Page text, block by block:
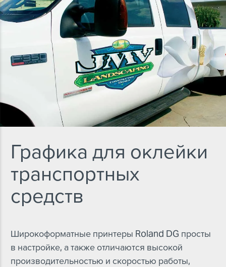
Графика для оклейки
транспортных
средств
Широкоформатные принтеры Roland DG просты
в настройке, а также отличаются высокой
производительностью и скоростью работы,